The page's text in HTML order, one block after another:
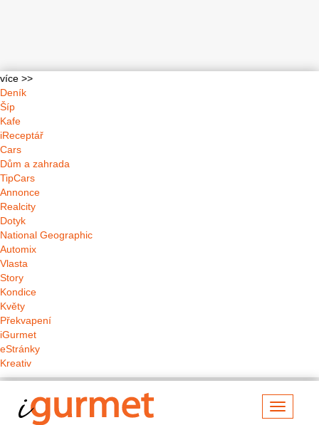
více >>
Deník
Šíp
Kafe
iReceptář
Cars
Dům a zahrada
TipCars
Annonce
Realcity
Dotyk
National Geographic
Automix
Vlasta
Story
Kondice
Květy
Překvapení
iGurmet
eStránky
Kreativ